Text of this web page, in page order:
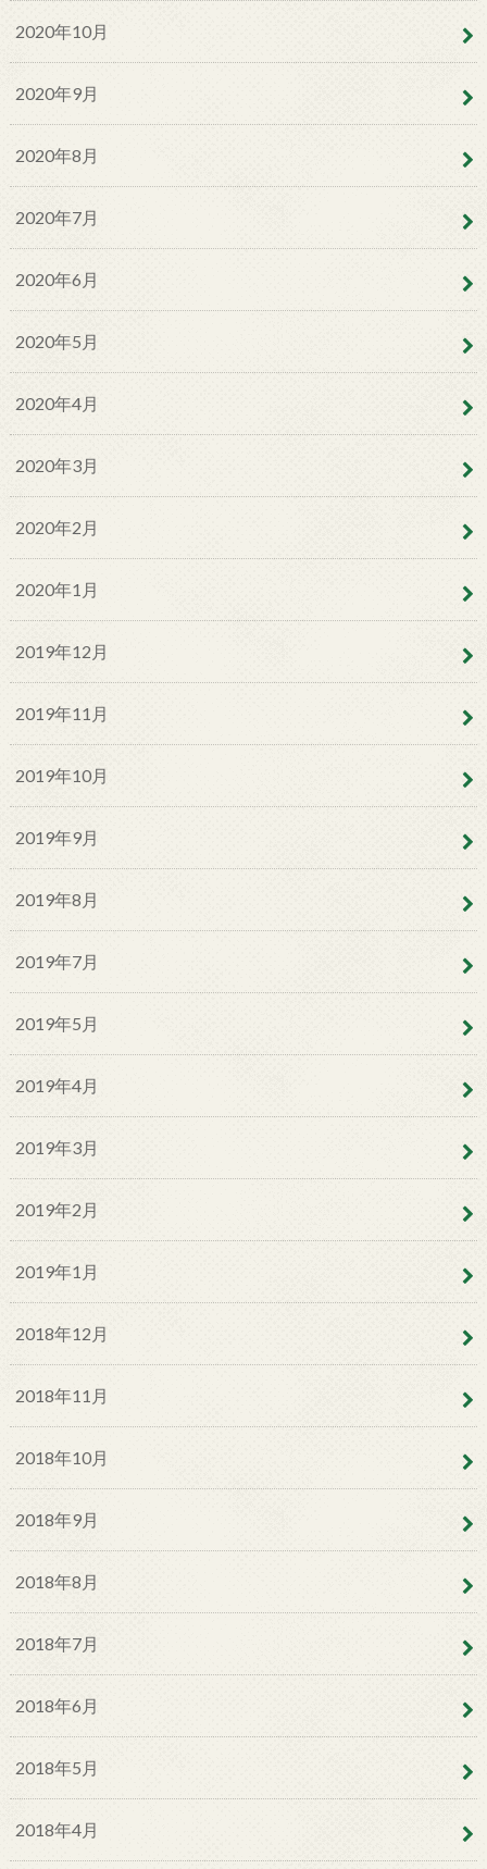
2020年10月
2020年9月
2020年8月
2020年7月
2020年6月
2020年5月
2020年4月
2020年3月
2020年2月
2020年1月
2019年12月
2019年11月
2019年10月
2019年9月
2019年8月
2019年7月
2019年5月
2019年4月
2019年3月
2019年2月
2019年1月
2018年12月
2018年11月
2018年10月
2018年9月
2018年8月
2018年7月
2018年6月
2018年5月
2018年4月